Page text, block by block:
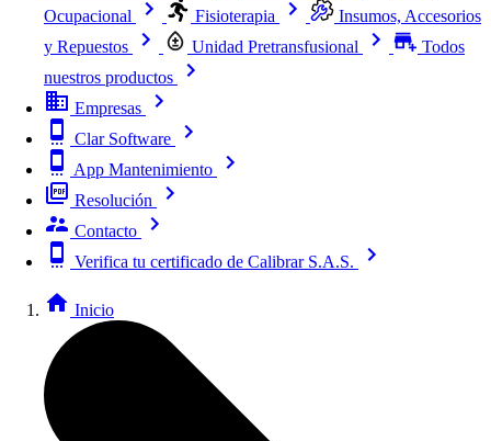
Ocupacional
Fisioterapia
Insumos, Accesorios
y Repuestos
Unidad Pretransfusional
Todos
nuestros productos
Empresas
Clar Software
App Mantenimiento
Resolución
Contacto
Verifica tu certificado de Calibrar S.A.S.
Inicio